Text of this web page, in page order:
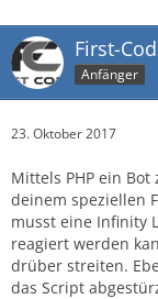
First-
Anfänger
23. Oktober 2017
Mittels PHP ein
deinem speziellen
musst eine Infinity
reagiert werden
drüber streiten.
das Script